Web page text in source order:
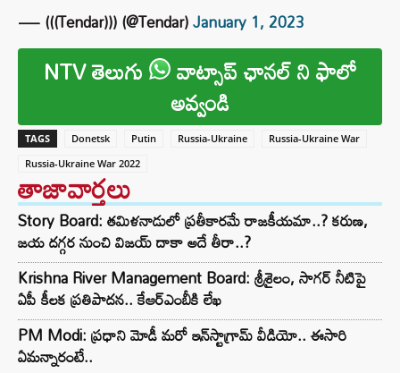
— (((Tendar))) (@Tendar)January 1, 2023
NTV తెలుగు వాట్సాప్ ఛానల్ ని ఫాలో
అవ్వండి
TAGS Donetsk Putin Russia-Ukraine
Russia-Ukraine War
Russia-Ukraine War 2022
తాజావార్తలు
Story Board: తమిళనాడులో ప్రతీకారమే రాజకీయమా..? కరుణ,
జయ దగ్గర నుంచి విజయ్ దాకా అదే తీరా..?
Krishna River Management Board: శ్రీశైలం, సాగర్ నీటిపై
ఏపీ కీలక ప్రతిపాదన.. కేఆర్ఎంబీకి లేఖ
PM Modi: ప్రధాని మోడీ మరో ఇన్‌స్టాగ్రామ్ వీడియో.. ఈసారి
ఏమన్నారంటే..